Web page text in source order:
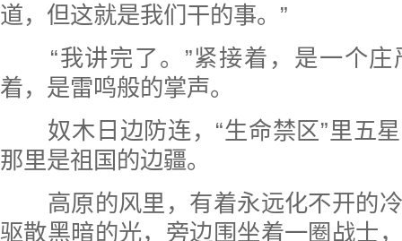
道，但这就是我们干的事。”
“我讲完了。”紧接着，是一个庄
着，是雷鸣般的掌声。
奴木日边防连，“生命禁区”里五星
那里是祖国的边疆。
高原的风里，有着永远化不开的冷
驱散黑暗的光，旁边围坐着一圈战士